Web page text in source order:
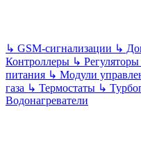
↳ GSM-сигнализации ↳
Контроллеры ↳ Регуляторы
питания ↳ Модули
газа ↳ Термостаты ↳
Водонагреватели